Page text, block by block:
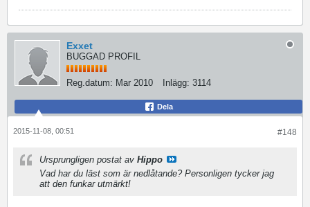
Exxet
BUGGAD PROFIL
Reg.datum: Mar 2010 Inlägg: 3114
Dela
#148
2015-11-08, 00:51
Ursprungligen postat av Hippo
Vad har du läst som är nedlåtande? Personligen tycker jag
att den funkar utmärkt!